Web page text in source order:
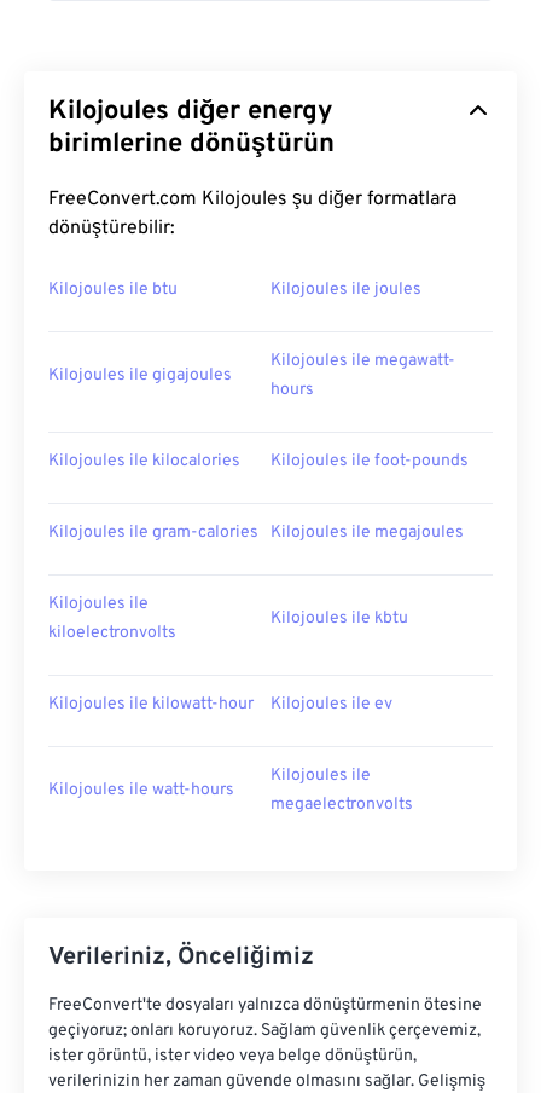
Kilojoules diğer energy
birimlerine dönüştürün
FreeConvert.com Kilojoules şu diğer formatlara
dönüştürebilir:
Kilojoules ile btu Kilojoules ile joules
Kilojoules ile gigajoules
Kilojoules ile megawatt-
hours
Kilojoules ile kilocalories Kilojoules ile foot-pounds
Kilojoules ile gram-calories Kilojoules ile megajoules
Kilojoules ile
kiloelectronvolts
Kilojoules ile kbtu
Kilojoules ile kilowatt-hour Kilojoules ile ev
Kilojoules ile watt-hours
Kilojoules ile
megaelectronvolts
Verileriniz, Önceliğimiz
FreeConvert'te dosyaları yalnızca dönüştürmenin ötesine
geçiyoruz; onları koruyoruz. Sağlam güvenlik çerçevemiz,
ister görüntü, ister video veya belge dönüştürün,
verilerinizin her zaman güvende olmasını sağlar. Gelişmiş